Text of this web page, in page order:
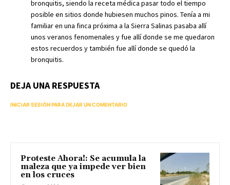
bronquitis, siendo la receta médica pasar todo el tiempo
posible en sitios donde hubiesen muchos pinos. Tenía a mi
familiar en una finca próxima a la Sierra Salinas pasaba allí
unos veranos fenomenales y fue allí donde se me quedaron
estos recuerdos y también fue allí donde se quedó la
bronquitis.
DEJA UNA RESPUESTA
INICIAR SESIÓN PARA DEJAR UN COMENTARIO
Proteste Ahora!: Se acumula la
maleza que ya impede ver bien
en los cruces